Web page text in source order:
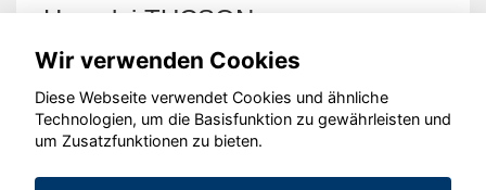
Hyundai TUCSON
© konjunkturmotor.de GmbH 2020 - 2026
Wir verwenden Cookies
Diese Webseite verwendet Cookies und ähnliche
Technologien, um die Basisfunktion zu gewährleisten und
um Zusatzfunktionen zu bieten.